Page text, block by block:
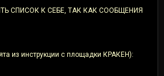
СПИСОК К СЕБЕ, ТАК КАК СООБЩЕНИЯ
из инструкции с площадки КРАКEН):